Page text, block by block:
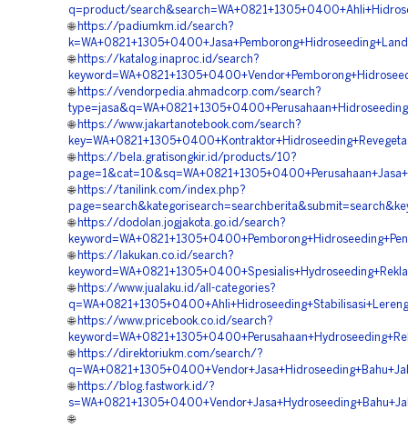
q=product/
🌐 https://padiumkm.id/search?
🌐 https://katalog.inaproc.id/search?
🌐 https://vendorpedia.ahmadcorp.com/search?
🌐 https://www.jakartanotebook.com/search?
🌐 https://bela.gratisongkir.id/products/10?
🌐 https://tanilink.com/index.php?
🌐 https://dodolan.jogjakota.go.id/search?
🌐 https://lakukan.co.id/search?
🌐 https://www.jualaku.id/all-categories?
🌐 https://www.pricebook.co.id/search?
🌐 https://direktoriukm.com/search/?
🌐 https://blog.fastwork.id/?
🌐